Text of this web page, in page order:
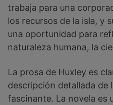
trabaja para una
los recursos de la isla, y
una oportunidad para
naturaleza humana, la
La prosa de Huxley es
descripción detallada de
fascinante. La novela es